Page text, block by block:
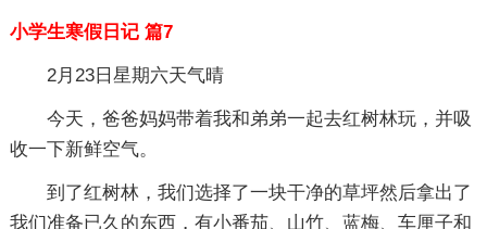
小学生寒假日记 篇7
2月23日星期六天气晴
今天，爸爸妈妈带着我和弟弟一起去红树林玩，并吸
收一下新鲜空气。
到了红树林，我们选择了一块干净的草坪然后拿出了
我们准备已久的东西，有小番茄、山竹、蓝梅、车厘子和